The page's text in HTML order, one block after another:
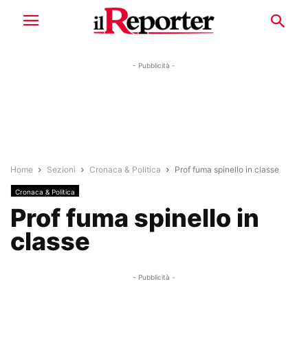
- Pubblicità -
Home Sezioni Cronaca & Politica Prof fuma spinello in classe
Cronaca & Politica
Prof fuma spinello in
classe
- Pubblicità -